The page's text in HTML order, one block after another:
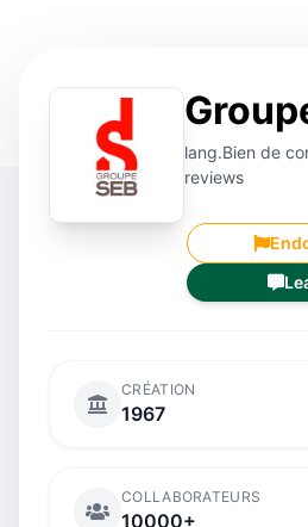
lang.Bien de
reviews
CRÉATION
1967
COLLABORATEURS
10000+